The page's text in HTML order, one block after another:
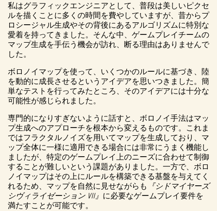
私はグラフィックエンジニアとして、普段は美しいピクセ
ルを描くことに多くの時間を費やしていますが、昔からプ
ロシージャル生成やその背後にあるアルゴリズムに特別な
愛着を持ってきました。そんな中、ゲームプレイチームの
マップ生成を手伝う機会が訪れ、断る理由はありませんで
した。
ボロノイマップを使って、いくつかのルールに基づき、陸
を動的に成長させるというアイデアを思いつきました。簡
単なテストを行ってみたところ、そのアイデアには十分な
可能性が感じられました。
専門的になりすぎないように話すと、ボロノイ手法はマッ
プ生成へのアプローチを根本から変えるものです。これま
ではフラクタルノイズを用いてマップを生成しており、マ
ップ全体に一様に適用できる場合には非常にうまく機能し
ましたが、特定のゲームプレイ上のニーズに合わせて制御
することが難しいという課題がありました。一方で、ボロ
ノイマップはその上にルールを構築できる基盤を与えてく
れるため、マップを自然に見せながらも 『シドマイヤーズ
シヴィライゼーション VII』 に必要なゲームプレイ要件を
満たすことが可能です。